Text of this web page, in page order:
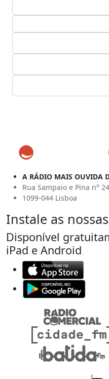
A RÁDIO MAIS OUVIDA
Rua Sampaio e Pina n°
1099-044 Lisboa
Instale as
Disponível
iPad e Android